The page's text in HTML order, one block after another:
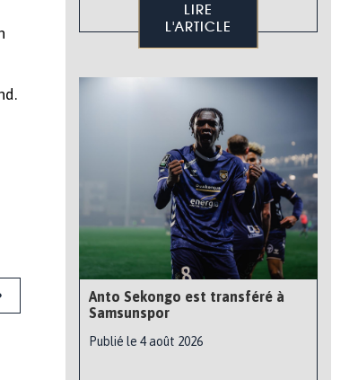
LIRE
L'ARTICLE
Anto Sekongo est transféré à
Samsunspor
Publié le 4 août 2026